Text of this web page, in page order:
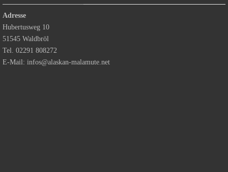
Adresse
Hubertusweg 10
51545 Waldbröl
Tel. 02291 808272
E-Mail: infos@alaskan-malamute.net